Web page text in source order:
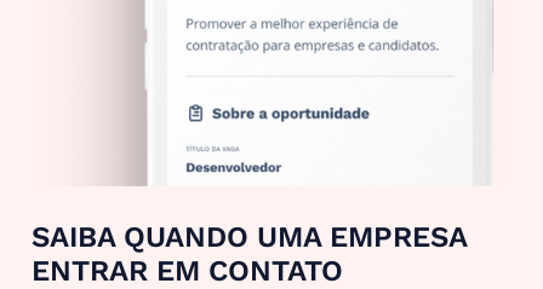
SAIBA QUANDO UMA EMPRESA
ENTRAR EM CONTATO